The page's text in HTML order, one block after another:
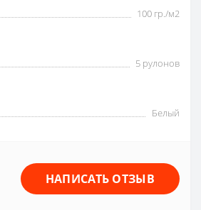
100 гр./м2
5 рулонов
Белый
НАПИСАТЬ ОТЗЫВ